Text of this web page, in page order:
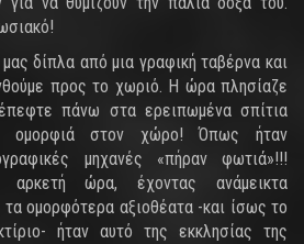
δίπλα από μια γραφική ταβέρνα και
προς το χωριό. Η ώρα πλησίαζε
πάνω στα ερειπωμένα σπίτια
ομορφιά στον χώρο! Όπως ήταν
μηχανές «πήραν φωτιά»!!!
αρκετή ώρα, έχοντας ανάμεικτα
ομορφότερα αξιοθέατα -και ίσως το
ήταν αυτό της εκκλησίας της